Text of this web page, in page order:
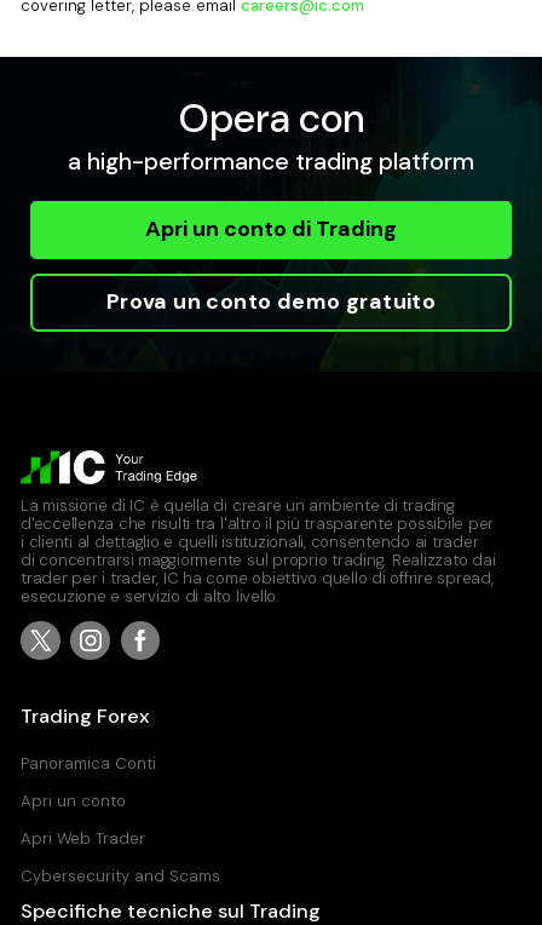
covering letter, please emailcareers@ic.com
Opera con
a high-performance trading platform
Apri un conto di Trading
Prova un conto demo gratuito
La missione di IC è quella di creare un ambiente di trading
d'eccellenza che risulti tra l'altro il più trasparente possibile per
i clienti al dettaglio e quelli istituzionali, consentendo ai trader
di concentrarsi maggiormente sul proprio trading. Realizzato dai
trader per i trader, IC ha come obiettivo quello di offrire spread,
esecuzione e servizio di alto livello.
Trading Forex
Panoramica Conti
Apri un conto
Apri Web Trader
Cybersecurity and Scams
Specifiche tecniche sul Trading